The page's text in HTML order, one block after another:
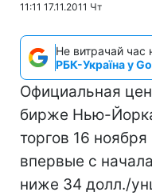
11:11 17.11.2011 Чт
Не витрачай час
РБК-Україна у
Официальная
бирже Нью-
торгов 16 ноября
впервые с
ниже 34 долл./